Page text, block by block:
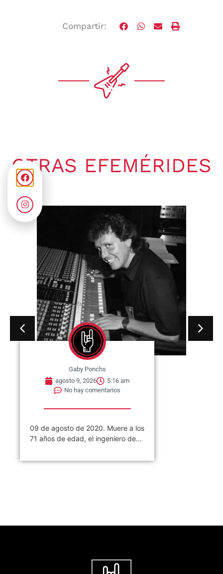
Compartir:
OTRAS EFEMÉRIDES
Gaby Ponchs
agosto 9, 2026
5:09 am
No hay comentarios
09 de agosto de 1995. Muere
Jerry García en Lagunitas-Forest
Knolls, California, Estados Unidos.
Fue...